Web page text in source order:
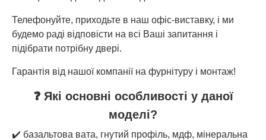
Телефонуйте, приходьте в наш офіс-виставку, і ми
будемо раді відповісти на всі Ваші запитання і
підібрати потрібну двері.
Гарантія від нашої компанії на фурнітуру і монтаж!
❓ Які основні особливості у даної
моделі?
✔️ базальтова вата, гнутий профіль, мдф, мінеральна